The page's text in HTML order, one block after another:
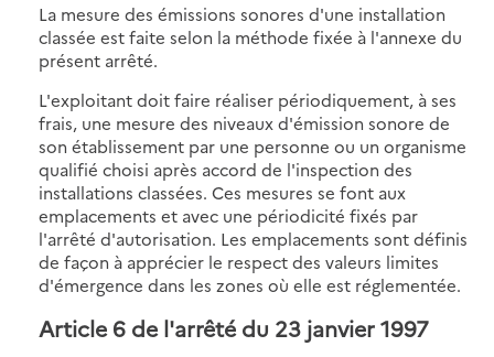
La mesure des émissions sonores d'une installation
classée est faite selon la méthode fixée à l'annexe du
présent arrêté.
L'exploitant doit faire réaliser périodiquement, à ses
frais, une mesure des niveaux d'émission sonore de
son établissement par une personne ou un organisme
qualifié choisi après accord de l'inspection des
installations classées. Ces mesures se font aux
emplacements et avec une périodicité fixés par
l'arrêté d'autorisation. Les emplacements sont définis
de façon à apprécier le respect des valeurs limites
d'émergence dans les zones où elle est réglementée.
Article 6 de l'arrêté du 23 janvier 1997